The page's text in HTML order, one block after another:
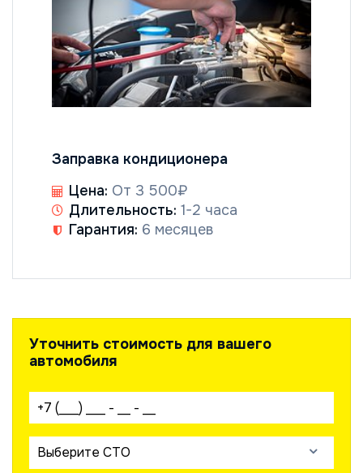
Заправка кондиционера
Цена: От 3 500₽
Длительность: 1-2 часа
Гарантия: 6 месяцев
Уточнить стоимость для вашего
автомобиля
Ваш телефон:
Выберите СТО